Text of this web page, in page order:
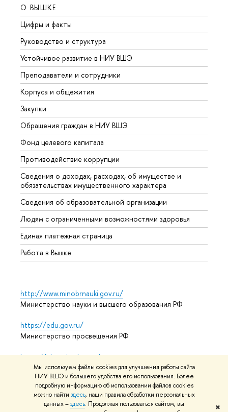
Мы используем файлы cookies для улучшения работы сайта
НИУ ВШЭ и большего удобства его использования. Более
подробную информацию об использовании файлов cookies
можно найти здесь, наши правила обработки персональных
данных –здесь. Продолжая пользоваться сайтом, вы
✖
О ВЫШКЕ
Цифры и факты
Руководство и структура
Устойчивое развитие в НИУ ВШЭ
Преподаватели и сотрудники
Корпуса и общежития
Закупки
Обращения граждан в НИУ ВШЭ
Фонд целевого капитала
Противодействие коррупции
Сведения о доходах, расходах, об имуществе и
обязательствах имущественного характера
Сведения об образовательной организации
Людям с ограниченными возможностями здоровья
Единая платежная страница
Работа в Вышке
http://www.minobrnauki.gov.ru/
Министерство науки и высшего образования РФ
https://edu.gov.ru/
Министерство просвещения РФ
https://elearning.hse.ru/mooc
Массовые открытые онлайн-курсы
© НИУ ВШЭ 1993–2026 Адреса и контактыУсловия